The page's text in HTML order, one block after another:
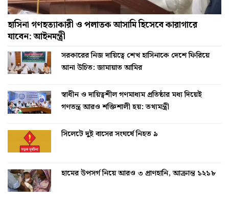
হাসিনা গণহত্যাকারী ও পলাতক আসামি হিসেবে কারাগারে
যাবেন: আইনমন্ত্রী
সরকারের নিজ দায়িত্বে শেখ হাসিনাকে দেশে ফিরিয়ে
আনা উচিত: জামায়াত আমির
স্বাধীন ও দায়িত্বশীল গণমাধ্যম প্রতিষ্ঠার মধ্য দিয়েই
গণতন্ত্র আরও শক্তিশালী হয়: তথ্যমন্ত্রী
সিলেটে দুই বাসের সংঘর্ষে নিহত ৯
হামের উপসর্গ নিয়ে আরও ৩ প্রাণহানি, আক্রান্ত ১২১৮